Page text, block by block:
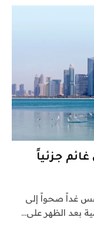
جزئياً
غداً صحواً إلى
بعد الظهر على…